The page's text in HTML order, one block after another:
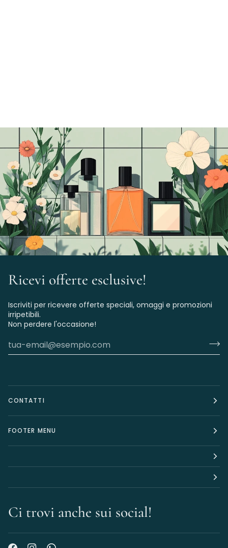
Ricevi offerte esclusive!
Iscriviti per ricevere offerte speciali, omaggi e promozioni
irripetibili.
Non perdere l'occasione!
CONTATTI
FOOTER MENU
Ci trovi anche sui social!